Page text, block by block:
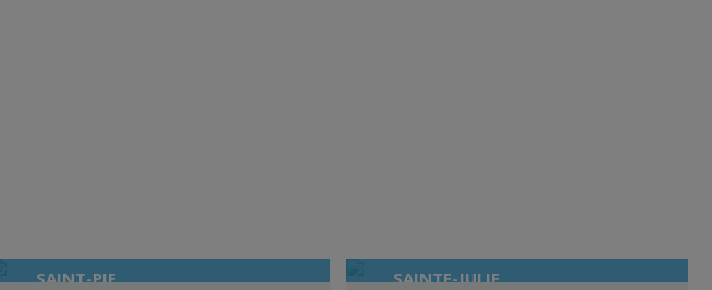
SAINT-PIE
SAINTE-JULIE